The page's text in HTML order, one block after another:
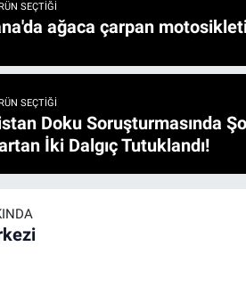
SEÇTIĞI
ağaca çarpan
SEÇTIĞI
Doku Soruşturmasında
İki Dalgıç Tutuklandı!